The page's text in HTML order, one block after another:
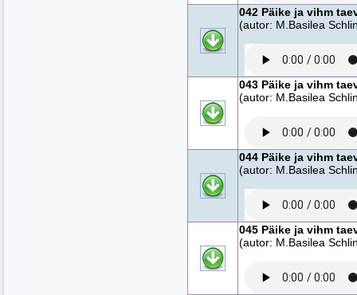
042 Päike ja vihm
(autor: M.Basilea
043 Päike ja vihm
(autor: M.Basilea
044 Päike ja vihm
(autor: M.Basilea
045 Päike ja vihm
(autor: M.Basilea